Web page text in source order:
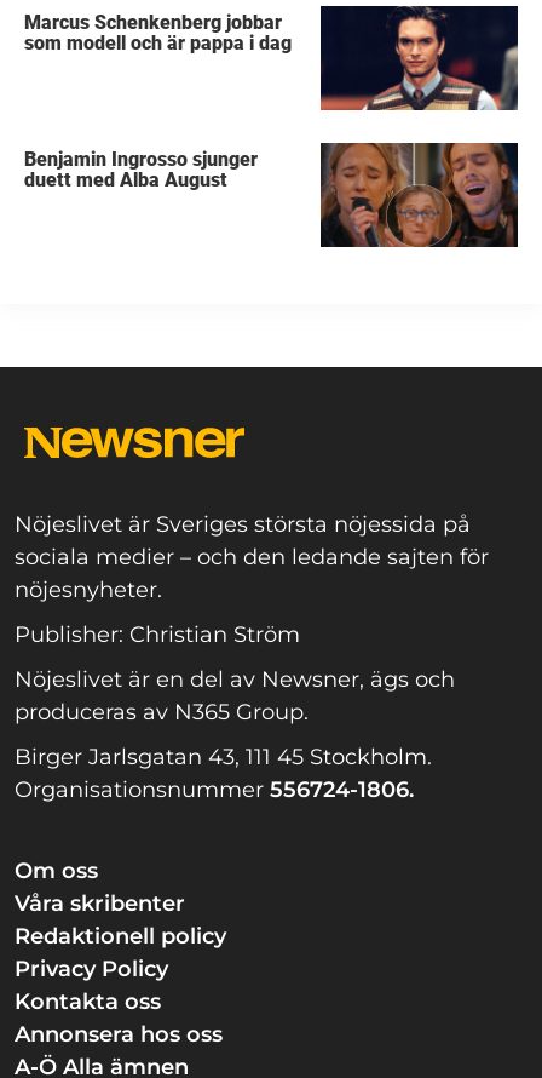
Marcus Schenkenberg jobbar
som modell och är pappa i dag
Benjamin Ingrosso sjunger
duett med Alba August
Nöjeslivet är Sveriges största nöjessida på
sociala medier – och den ledande sajten för
nöjesnyheter.
Publisher: Christian Ström
Nöjeslivet är en del av Newsner, ägs och
produceras av N365 Group.
Birger Jarlsgatan 43, 111 45 Stockholm.
Organisationsnummer 556724-1806.
Om oss
Våra skribenter
Redaktionell policy
Privacy Policy
Kontakta oss
Annonsera hos oss
A-Ö Alla ämnen